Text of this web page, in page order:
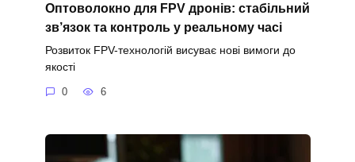
Оптоволокно для FPV дронів: стабільний
зв’язок та контроль у реальному часі
Розвиток FPV-технологій висуває нові вимоги до
якості
0 6